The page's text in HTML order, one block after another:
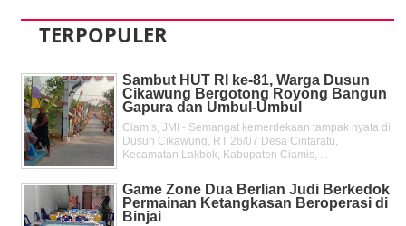
TERPOPULER
Sambut HUT RI ke-81, Warga Dusun
Cikawung Bergotong Royong Bangun
Gapura dan Umbul-Umbul
Ciamis, JMI - Semangat kemerdekaan tampak nyata di
Dusun Cikawung, RT 26/07 Desa Cintaratu,
Kecamatan Lakbok, Kabupaten Ciamis, ...
Game Zone Dua Berlian Judi Berkedok
Permainan Ketangkasan Beroperasi di
Binjai